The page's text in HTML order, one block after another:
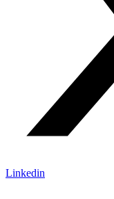
Linkedin